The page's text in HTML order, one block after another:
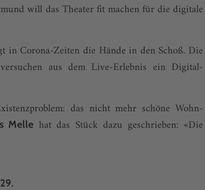
will das Theater fit machen für die digitale
in Corona-Zeiten die Hände in den Schoß. Die
ver­suchen aus dem Live-Erlebnis ein Digital-
das nicht mehr schöne Wohn-
Melle hat das Stück dazu geschrieben: «Die